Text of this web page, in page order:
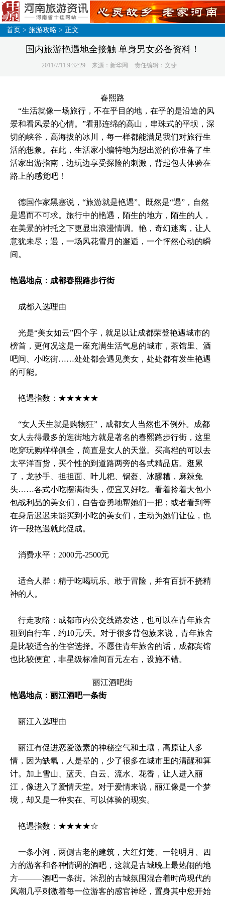
首页 >旅游攻略 > 正文
国内旅游艳遇地全接触 单身男女必备资料！
2011/7/11 9:32:29 来源：新华网 责任编辑：文斐
春熙路
“生活就像一场旅行，不在乎目的地，在乎的是沿途的风
景和看风景的心情。”看那连绵的高山，串珠式的平坝，深
切的峡谷，高海拔的冰川，每一样都能满足我们对旅行生
活的想象。在此，生活家小编特地为想出游的你准备了生
活家出游指南，边玩边享受探险的刺激，背起包去体验在
路上的感觉吧！
德国作家黑塞说，“旅游就是艳遇”。既然是“遇”，自然
是遇而不可求。旅行中的艳遇，陌生的地方，陌生的人，
在美景的衬托之下更显出浪漫情调。艳，奇幻迷离，让人
意犹未尽；遇，一场风花雪月的邂逅，一个怦然心动的瞬
间。
艳遇地点：成都春熙路步行街
成都入选理由
光是“美女如云”四个字，就足以让成都荣登艳遇城市的
榜首，更何况这是一座充满生活气息的城市，茶馆里、酒
吧间、小吃街……处处都会遇见美女，处处都有发生艳遇
的可能。
艳遇指数：★★★★★
“女人天生就是购物狂”，成都女人当然也不例外。成都
女人去得最多的逛街地方就是著名的春熙路步行街，这里
吃穿玩购样样俱全，简直是女人的天堂。买高档的可以去
太平洋百货，买个性的到道路两旁的各式精品店。逛累
了，龙抄手、担担面、叶儿粑、锅盔、冰醪糟，麻辣兔
头……各式小吃摆满街头，便宜又好吃。看着拎着大包小
包战利品的美女们，自告奋勇地帮她们一把；或者看到等
在身后迟迟未能买到小吃的美女们，主动为她们让位，也
许一段艳遇就此促成。
消费水平：2000元-2500元
适合人群：精于吃喝玩乐、敢于冒险，并有百折不挠精
神的人。
行走攻略：成都市内公交线路发达，也可以在青年旅舍
租到自行车，约10元/天。对于很多背包族来说，青年旅舍
是比较适合的住宿选择。不愿住青年旅舍的话，成都宾馆
也比较便宜，非星级标准间百元左右，设施不错。
丽江酒吧街
艳遇地点：丽江酒吧一条街
丽江入选理由
丽江有促进恋爱激素的神秘空气和土壤，高原让人多
情，因为缺氧，人是晕的，少了很多在城市里的清醒和算
计。加上雪山、蓝天、白云、流水、花香，让人进入丽
江，像进入了爱情天堂。对于爱情来说，丽江像是一个梦
境，却又是一种实在、可以体验的现实。
艳遇指数：★★★★☆
一条小河，两侧古老的建筑，大红灯笼、一轮明月、四
方的游客和各种情调的酒吧，这就是古城晚上最热闹的地
方———酒吧一条街。浓烈的古城氛围混合着时尚现代的
风潮几乎刺激着每一位游客的感官神经，置身其中您开始